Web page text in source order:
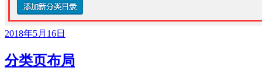
2018年5月16日
分类页布局